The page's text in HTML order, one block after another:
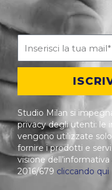
Studio Milan si
privacy degli utenti: le
vengono utilizzate
fornire i prodotti e
visione
2016/679 cliccando qui